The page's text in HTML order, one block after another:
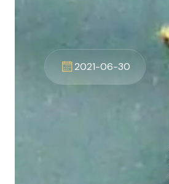
2021-06-30